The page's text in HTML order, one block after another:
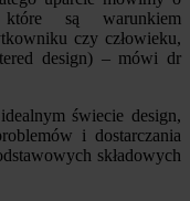
które są warunkiem
czy człowieku,
design) – mówi dr
świecie design,
i dostarczania
składowych